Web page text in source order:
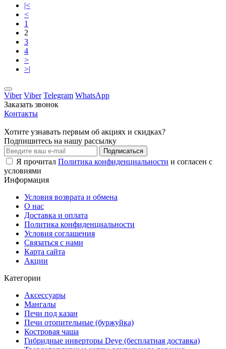
|<
<
1
2
3
4
>
>|
Viber Viber Telegram WhatsApp
Заказать звонок
Контакты
Хотите узнавать первым об акциях и скидках?
Подпишитесь на нашу рассылку
Подписаться
Я прочитал Политика конфиденциальности и согласен с
условиями
Информация
Условия возврата и обмена
О нас
Доставка и оплата
Политика конфиденциальности
Условия соглашения
Связаться с нами
Карта сайта
Акции
Категории
Аксессуары
Мангалы
Печи под казан
Печи отопительные (буржуйка)
Костровая чаша
Гибридные инверторы Deye (бесплатная доставка)